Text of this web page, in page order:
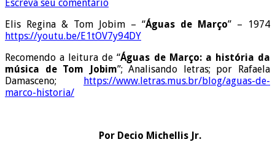
Escreva seu comentário
Elis Regina & Tom Jobim – “Águas de Março” – 1974
https://youtu.be/E1tOV7y94DY
Recomendo a leitura de “Águas de Março: a história da
música de Tom
Jobim”; Analisando letras; por Rafaela
Damasceno;
https://www.letras.mus.br/blog/aguas-de-
marco-historia/
Por Decio Michellis Jr.